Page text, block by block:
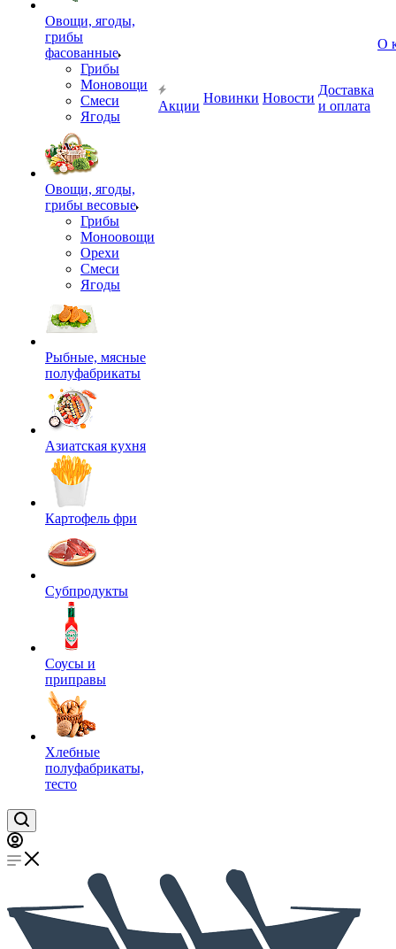
Овощи, ягоды,
грибы
фасованные
Грибы
Моновощи
Смеси
Ягоды
Овощи, ягоды,
грибы весовые
Грибы
Моноовощи
Орехи
Смеси
Ягоды
Рыбные, мясные
полуфабрикаты
Азиатская кухня
Картофель фри
Субпродукты
Соусы и
приправы
Хлебные
полуфабрикаты,
тесто
Акции
Новинки Новости
Доставка
и оплата
О